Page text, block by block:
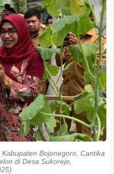
Bojonegoro, Cantika
di Desa Sukorejo,